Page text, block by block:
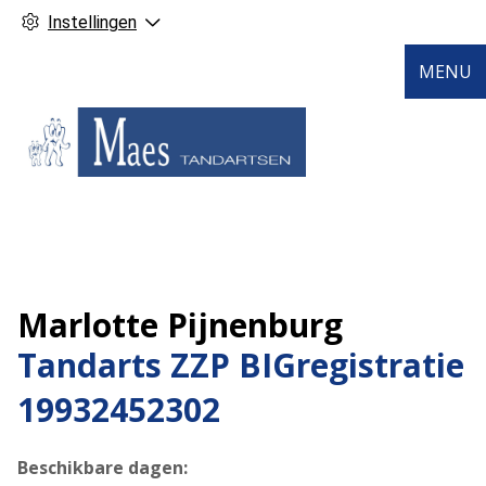
Instellingen
MENU
Marlotte Pijnenburg
Tandarts ZZP BIGregistratie
19932452302
Beschikbare dagen: